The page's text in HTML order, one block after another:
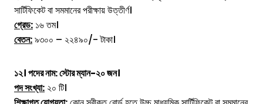
সার্টিফিকেট বা সমমানের পরীক্ষায় উত্তীর্ণ।
গ্রেড: ১৬ তম।
বেতন:৯৩০০ – ২২৪৯০/- টাকা।
১২। পদের নাম:স্টোর ম্যান-২০ জন।
পদ সংখ্যা: ২০ টি।